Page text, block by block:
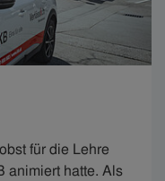
für die Lehre
animiert hatte. Als